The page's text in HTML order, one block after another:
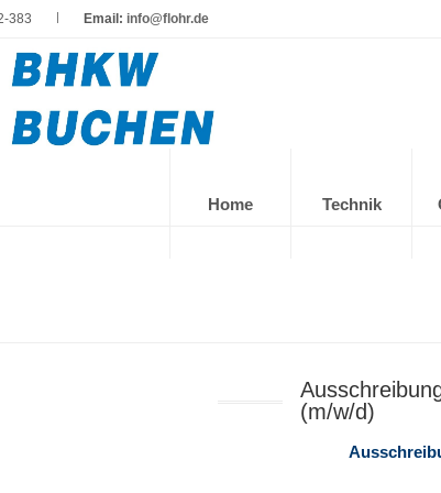
383 Email: info@flohr.de
Home Technik
(m/w/d)